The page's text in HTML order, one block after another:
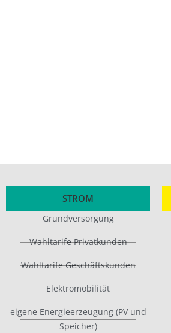
STROM
Grundversorgung
Wahltarife Privatkunden
Wahltarife Geschäftskunden
Elektromobilität
eigene Energieerzeugung (PV und
Speicher)